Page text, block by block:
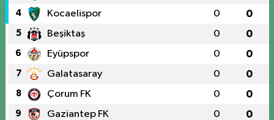
4 Kocaelispor 0 0
5 Beşiktaş 0 0
6 Eyüpspor 0 0
7 Galatasaray 0 0
8 Çorum FK 0 0
9 Gaziantep FK 0 0